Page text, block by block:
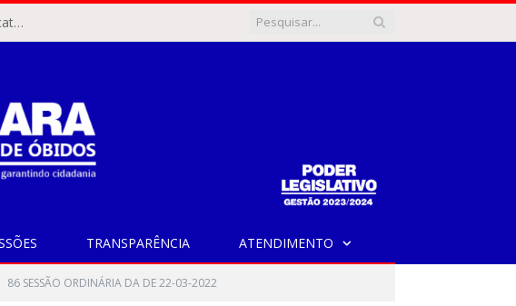
ÓBIDOS, PA – O destino e a regularização dos recursos dos Precatórios do FUNDEF (Fundo de Manutenção e Desenvolvimento do Ensino Fundamental e de Valorização do Magistério) voltaram a pautar as discussões na Câmara Municipal de Óbidos.
TRANSPARÊNCIA ATENDIMENTO
86 SESSÃO ORDINÁRIA DA DE 22-03-2022